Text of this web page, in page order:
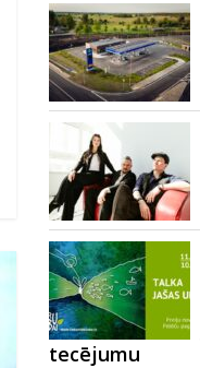
tecējumu